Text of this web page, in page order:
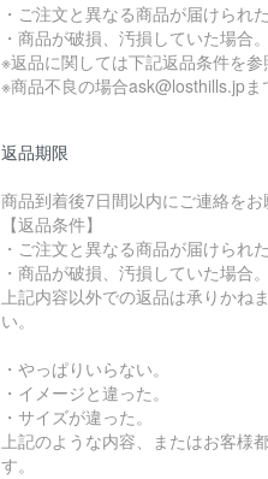
・ご注文と異なる商品が届けられた
・商品が破損、汚損していた場合。
※返品に関しては下記返品条件を参
※商品不良の場合ask@losthills.jpま
返品期限
商品到着後7日間以内にご連絡をお
【返品条件】
・ご注文と異なる商品が届けられた
・商品が破損、汚損していた場合。
上記内容以外での返品は承りかね
い。
・やっぱりいらない。
・イメージと違った。
・サイズが違った。
上記のような内容、またはお客様
す。